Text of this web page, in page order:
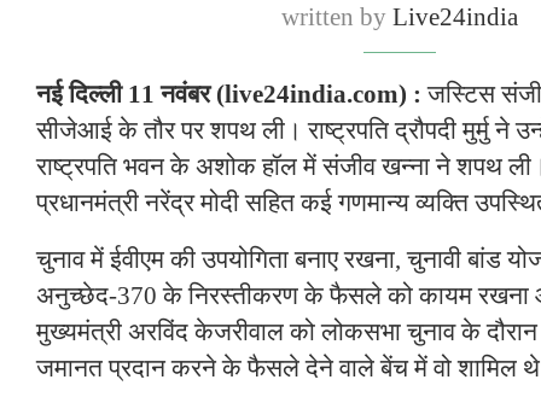
written byLive24india
नई दिल्ली 11 नवंबर (live24india.com) : जस्टिस
सीजेआई के तौर पर शपथ ली। राष्ट्रपति द्रौपदी मुर्मु ने
राष्ट्रपति भवन के अशोक हॉल में संजीव खन्ना ने शपथ
प्रधानमंत्री नरेंद्र मोदी सहित कई गणमान्य व्यक्ति
चुनाव में ईवीएम की उपयोगिता बनाए रखना, चुनावी बांड
अनुच्छेद-370 के निरस्तीकरण के फैसले को कायम रखना
मुख्यमंत्री अरविंद केजरीवाल को लोकसभा चुनाव के
जमानत प्रदान करने के फैसले देने वाले बेंच में वो शामिल